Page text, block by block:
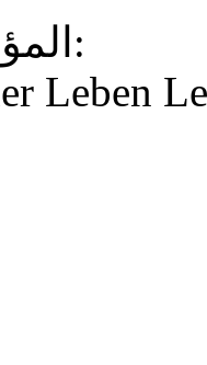
المؤلف / المؤلفة:
Leben